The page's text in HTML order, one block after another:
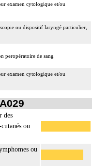
examen cytologique et/ou
ou dispositif laryngé particulier,
peropératoire de sang
examen cytologique et/ou
des
ou
ou